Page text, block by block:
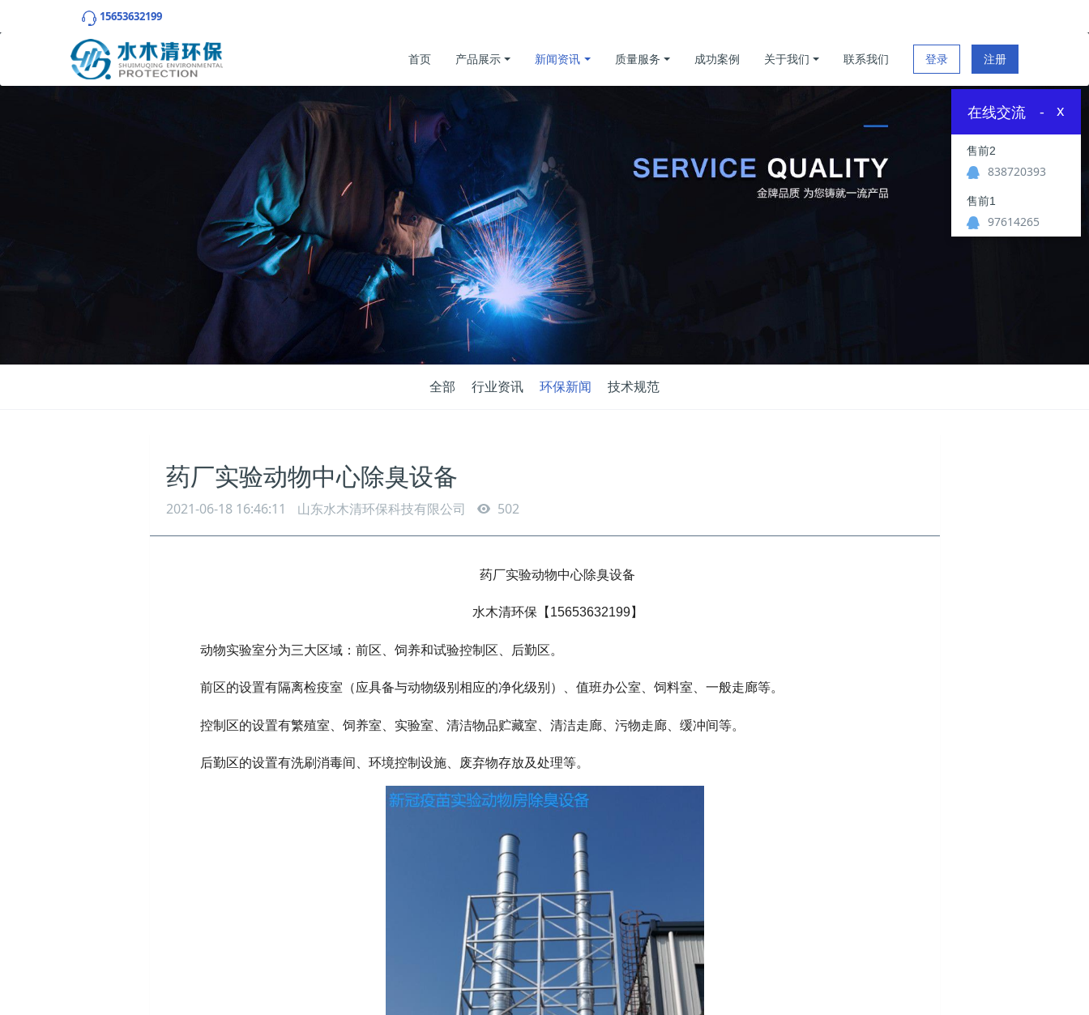
15653632199
登录 注册
首页 产品展示 新闻资讯 质量服务 成功案例 关于我们 联系我们
全部 行业资讯 环保新闻 技术规范
药厂实验动物中心除臭设备
2021-06-18 16:46:11 山东水木清环保科技有限公司 502
药厂实验动物中心除臭设备
水木清环保【15653632199】
动物实验室分为三大区域：前区、饲养和试验控制区、后勤区。
前区的设置有隔离检疫室（应具备与动物级别相应的净化级别）、值班办公室、饲料室、一般走廊等。
控制区的设置有繁殖室、饲养室、实验室、清洁物品贮藏室、清洁走廊、污物走廊、缓冲间等。
后勤区的设置有洗刷消毒间、环境控制设施、废弃物存放及处理等。
在线交流 x
-
售前2
838720393
售前1
97614265